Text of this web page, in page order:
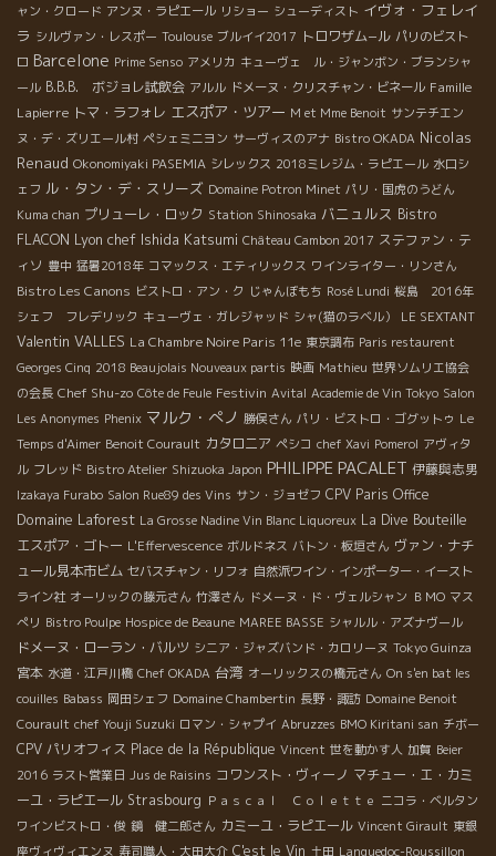
ャン・クロード アンヌ・ラピエール リショー シューディスト イヴォ・フェレイ
ラ シルヴァン・レスポー Toulouse ブルイイ2017 トロワザム−ル パリのビスト
ロ Barcelone Prime Senso アメリカ キューヴェ ル・ジャンボン・ブランシャ
ール B.B.B. ボジョレ試飲会 アルル ドメーヌ・クリスチャン・ビネール Famille
Lapierre トマ・ラフォレ エスポア・ツアー M et Mme Benoit サンテチエン
ヌ・デ・ズリエール村 ペシェミニヨン サーヴィスのアナ Bistro OKADA Nicolas
Renaud Okonomiyaki PASEMIA シレックス 2018ミレジム・ラピエール 水口シ
ェフ ル・タン・デ・スリーズ Domaine Potron Minet パリ・国虎のうどん
Kuma chan プリューレ・ロック Station Shinosaka バニュルス Bistro
FLACON Lyon chef Ishida Katsumi Château Cambon 2017 ステファン・テ
ィソ 豊中 猛暑2018年 コマックス・エティリックス ワインライター・リンさん
Bistro Les Canons ビストロ・アン・ク じゃんぼもち Rosé Lundi 桜島 2016年
シェフ フレデリック キューヴェ・ガレジャッド シャ(猫のラベル） LE SEXTANT
Valentin VALLES La Chambre Noire Paris 11e 東京調布 Paris restaurent
Georges Cinq 2018 Beaujolais Nouveaux partis 映画 Mathieu 世界ソムリエ協会
の会長 Chef Shu-zo Côte de Feule Festivin Avital Academie de Vin Tokyo Salon
Les Anonymes Phenix マルク・ぺノ 勝俣さん パリ・ビストロ・ゴグットゥ Le
Temps d'Aimer Benoit Courault カタロニア ペシコ chef Xavi Pomerol アヴィタ
ル フレッド Bistro Atelier Shizuoka Japon PHILIPPE PACALET 伊藤與志男
Izakaya Furabo Salon Rue89 des Vins サン・ジョゼフ CPV Paris Office
Domaine Laforest La Grosse Nadine Vin Blanc Liquoreux La Dive Bouteille
エスポア・ゴトー L'Effervescence ボルドネス バトン・板垣さん ヴァン・ナチ
ュール見本市ビム セバスチャン・リフォ 自然派ワイン・インポーター・イースト
ライン社 オーリックの藤元さん 竹澤さん ドメーヌ・ド・ヴェルシャン ＢＭО マス
ぺリ Bistro Poulpe Hospice de Beaune MAREE BASSE シャルル・アズナヴール
ドメーヌ・ローラン・バルツ シニア・ジャズバンド・カロリーヌ Tokyo Guinza
宮本 水道・江戸川橋 Chef OKADA 台湾 オーリックスの橋元さん On s'en bat les
couilles Babass 岡田シェフ Domaine Chambertin 長野・諏訪 Domaine Benoit
Courault chef Youji Suzuki ロマン・シャプイ Abruzzes BMO Kiritani san チボー
CPV パリオフィス Place de la République Vincent 世を動かす人 加賀 Beier
2016 ラスト営業日 Jus de Raisins コワンスト・ヴィーノ マチュー・エ・カミ
ーユ・ラピエール Strasbourg Ｐａｓｃａｌ Ｃｏｌｅｔｔｅ ニコラ・ベルタン
ワインビストロ・俊 鏡 健二郎さん カミーユ・ラピエール Vincent Girault 東銀
座ヴィヴィエンヌ 寿司職人・大田大介 C'est le Vin 土田 Languedoc-Roussillon